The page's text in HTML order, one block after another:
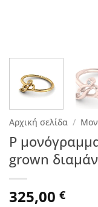
Αρχική σελίδα /
P
grown
325,00 €